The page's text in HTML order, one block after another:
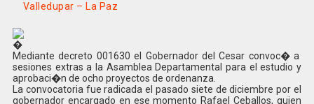
Valledupar – La Paz
�
Mediante decreto 001630 el Gobernador del Cesar convoc� a
sesiones extras a la Asamblea Departamental para el estudio y
aprobaci�n de ocho proyectos de ordenanza.
La convocatoria fue radicada el pasado siete de diciembre por el
gobernador encargado en ese momento Rafael Ceballos, quien